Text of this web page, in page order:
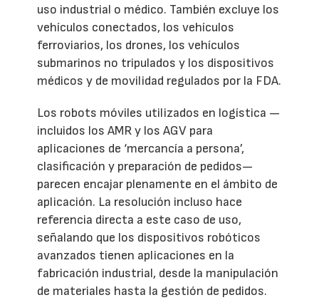
uso industrial o médico. También excluye los
vehículos conectados, los vehículos
ferroviarios, los drones, los vehículos
submarinos no tripulados y los dispositivos
médicos y de movilidad regulados por la FDA.
Los robots móviles utilizados en logística —
incluidos los AMR y los AGV para
aplicaciones de ‘mercancía a persona’,
clasificación y preparación de pedidos—
parecen encajar plenamente en el ámbito de
aplicación. La resolución incluso hace
referencia directa a este caso de uso,
señalando que los dispositivos robóticos
avanzados tienen aplicaciones en la
fabricación industrial, desde la manipulación
de materiales hasta la gestión de pedidos.